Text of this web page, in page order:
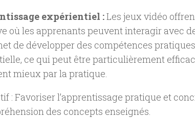
expérientiel :Les jeux vidéo
où les apprenants peuvent interagir avec
de développer des compétences
ce qui peut être particulièrement
mieux par la pratique.
: Favoriser l’apprentissage pratique et
des concepts enseignés.